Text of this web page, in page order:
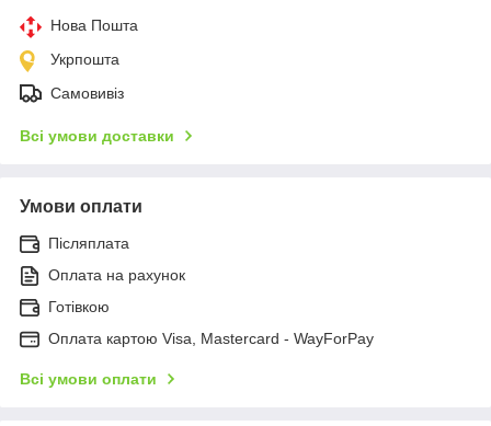
Нова Пошта
Укрпошта
Самовивіз
Всі умови доставки
Умови оплати
Післяплата
Оплата на рахунок
Готівкою
Оплата картою Visa, Mastercard - WayForPay
Всі умови оплати